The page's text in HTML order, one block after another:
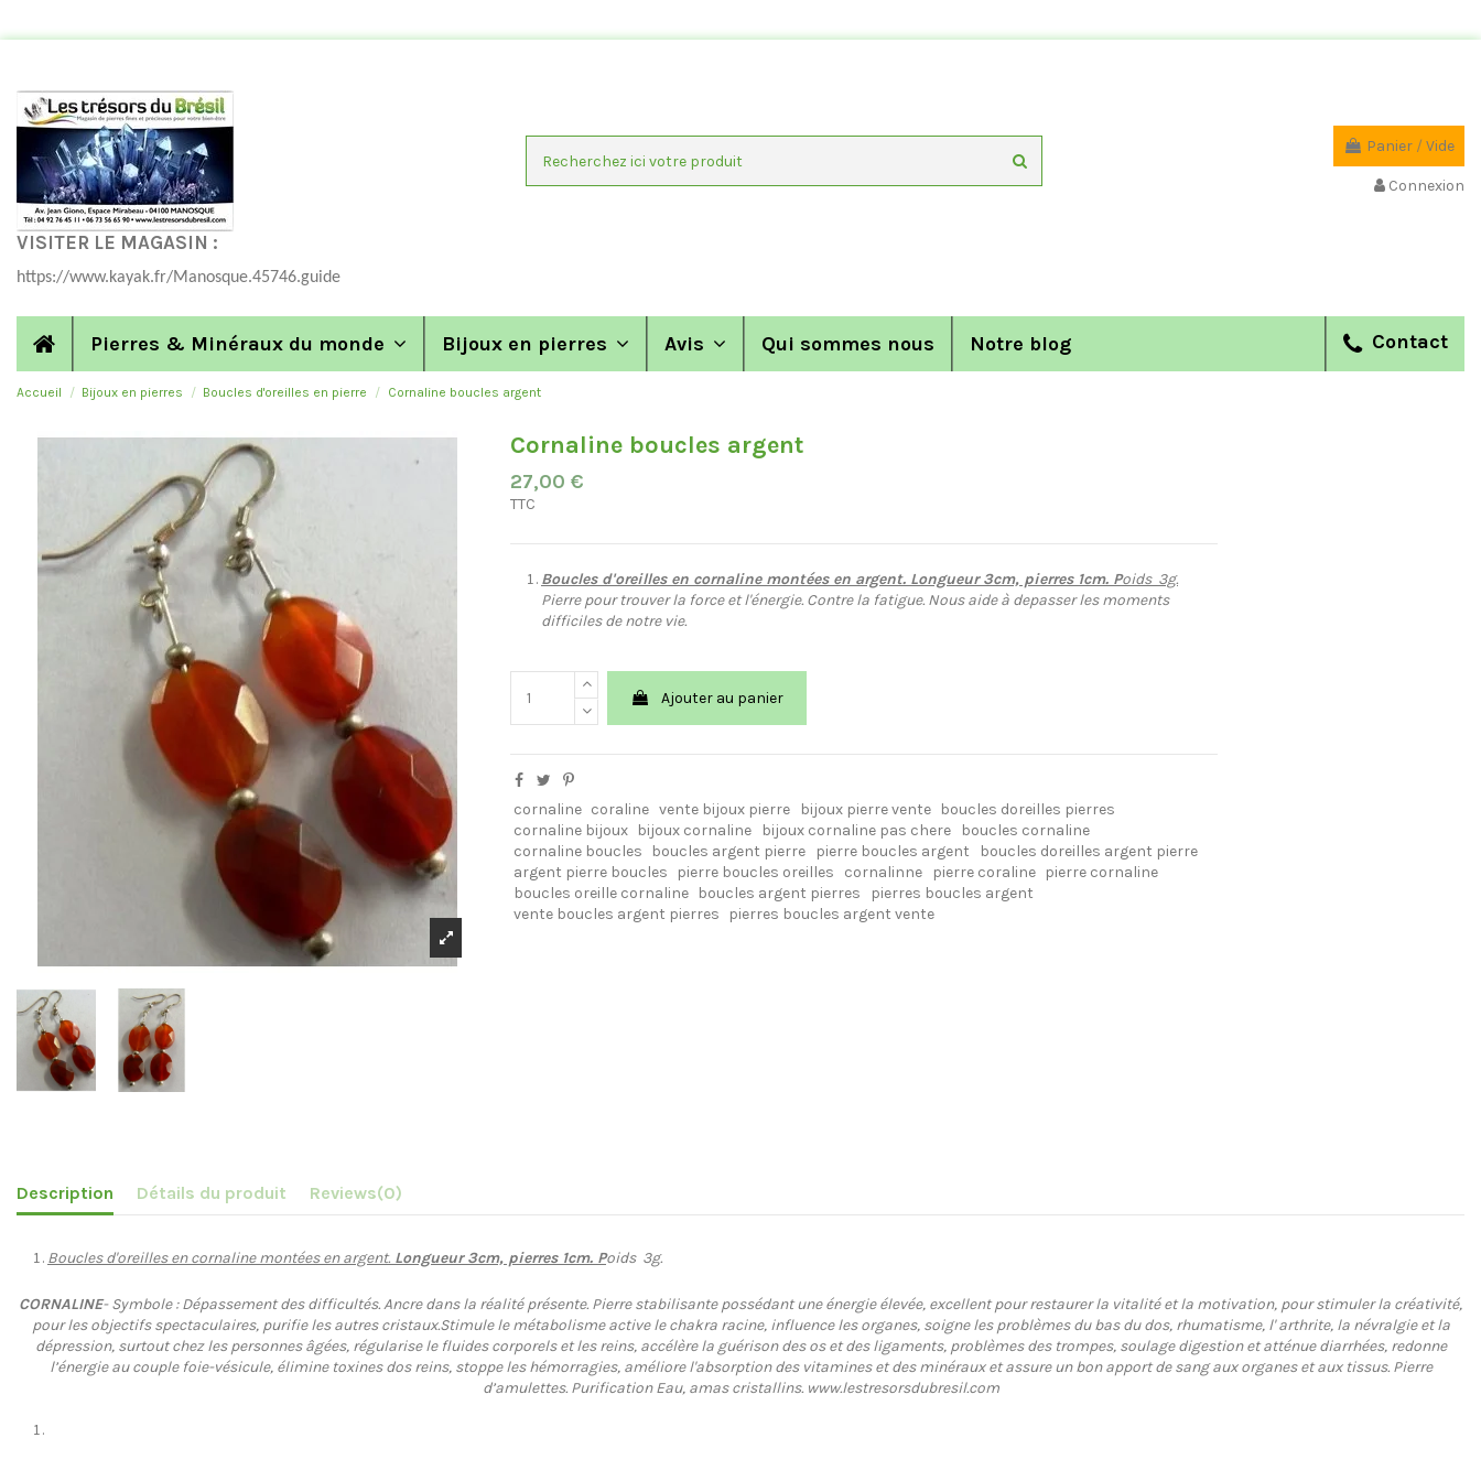
Panier / Vide
Connexion
VISITER LE MAGASIN :
https://www.kayak.fr/Manosque.45746.guide
Pierres & Minéraux du monde Bijoux en pierres Avis Contact
Qui sommes nous Notre blog
Accueil Bijoux en pierres Boucles d'oreilles en pierre Cornaline boucles argent
Cornaline boucles argent
27,00 €
TTC
Boucles d'oreilles en cornaline montées en argent. Longueur 3cm, pierres 1cm. Poids 3g.
Pierre pour trouver la force et l'énergie. Contre la fatigue. Nous aide à depasser les moments
difficiles de notre vie.
Ajouter au panier
cornaline coraline vente bijoux pierre bijoux pierre vente
boucles doreilles pierres
cornaline bijoux
bijoux cornaline bijoux cornaline pas chere
boucles cornaline
cornaline boucles
boucles argent pierre pierre boucles argent
boucles doreilles argent pierre
argent pierre boucles
pierre boucles oreilles cornalinne pierre coraline
pierre cornaline
boucles oreille cornaline
boucles argent pierres
pierres boucles argent
vente boucles argent pierres
pierres boucles argent vente
Description Détails du produit Reviews(0)
Boucles d'oreilles en cornaline montées en argent. Longueur 3cm, pierres 1cm. Poids 3g.
CORNALINE- Symbole : Dépassement des difficultés. Ancre dans la réalité présente. Pierre stabilisante possédant une énergie élevée, excellent pour restaurer la vitalité et la motivation, pour stimuler la créativité,
pour les objectifs spectaculaires, purifie les autres cristaux.Stimule le métabolisme active le chakra racine, influence les organes, soigne les problèmes du bas du dos, rhumatisme, l' arthrite, la névralgie et la
dépression, surtout chez les personnes âgées, régularise le fluides corporels et les reins, accélère la guérison des os et des ligaments, problèmes des trompes, soulage digestion et atténue diarrhées, redonne
l’énergie au couple foie-vésicule, élimine toxines dos reins, stoppe les hémorragies, améliore l'absorption des vitamines et des minéraux et assure un bon apport de sang aux organes et aux tissus. Pierre
d’amulettes. Purification Eau, amas cristallins. www.lestresorsdubresil.com